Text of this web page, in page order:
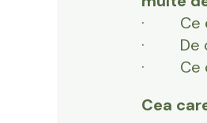
· Ce
· De ce
· Ce
Cea